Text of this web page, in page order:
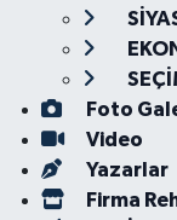
Foto
Video
Yazarlar
Firma